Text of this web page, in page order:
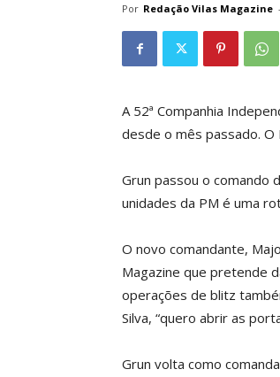
Por Redação Vilas Magazine -
A 52ª Companhia
desde o mês passado. O
Grun passou o comando
unidades da PM é uma
O novo comandante,
Magazine que pretende
operações de blitz
Silva, “quero abrir as
Grun volta como